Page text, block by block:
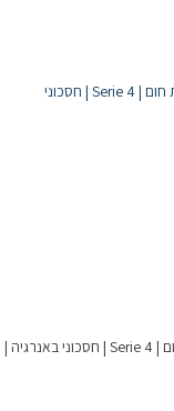
מייבש כביסה Bosch WTH85225GB ‏8 ק"ג עם משאבת חום | Serie 4 | חסכוני באנרגיה |